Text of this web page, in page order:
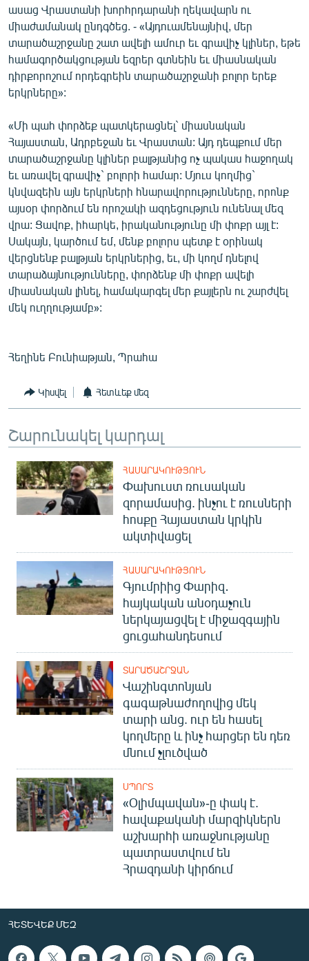
ասաց Վրաստանի խորհրդարանի ղեկավարն ու
միաժամանակ ընդգծեց. - «Այդուամենայնիվ, մեր
տարածաշրջանը շատ ավելի ամուր եւ գրավիչ կլիներ, եթե
համագործակցության եզրեր գտնեին եւ միասնական
դիրքորոշում որդեգրեին տարածաշրջանի բոլոր երեք
երկրները»:
«Մի պահ փորձեք պատկերացնել` միասնական
Հայաստան, Ադրբեջան եւ Վրաստան: Այդ դեպքում մեր
տարածաշրջանը կլիներ բալթյանից ոչ պակաս հաջողակ
եւ առավել գրավիչ` բոլորի համար: Մյուս կողմից`
կնվազեին այն երկրների հնարավորությունները, որոնք
այսօր փորձում են որոշակի ազդեցություն ունենալ մեզ
վրա: Ցավոք, իհարկե, իրականությունը մի փոքր այլ է:
Սակայն, կարծում եմ, մենք բոլորս պետք է օրինակ
վերցնենք բալթյան երկրներից, եւ, մի կողմ դնելով
տարաձայնությունները, փորձենք մի փոքր ավելի
միասնական լինել, համակարգել մեր քայլերն ու շարժվել
մեկ ուղղությամբ»:
Հեղինե Բունիաթյան, Պրահա
Կիսվել Հետևեք մեզ
Շարունակել կարդալ
ՀԱՍԱՐԱԿՈՒԹՅՈՒՆ
Փախուստ ռուսական
զորամասից. ինչու է ռուսների
հոսքը Հայաստան կրկին
ակտիվացել
ՀԱՍԱՐԱԿՈՒԹՅՈՒՆ
Գյումրիից Փարիզ․
հայկական անօդաչուն
ներկայացվել է միջազգային
ցուցահանդեսում
ՏԱՐԱԾԱՇՐՋԱՆ
Վաշինգտոնյան
գագաթնաժողովից մեկ
տարի անց. ուր են հասել
կողմերը և ինչ հարցեր են դեռ
մնում չլուծված
ՍՊՈՐՏ
«Օլիմպավան»-ը փակ է.
հավաքականի մարզիկներն
աշխարհի առաջնությանը
պատրաստվում են
Հրազդանի կիրճում
ՀԵՏԵՎԵՔ ՄԵԶ